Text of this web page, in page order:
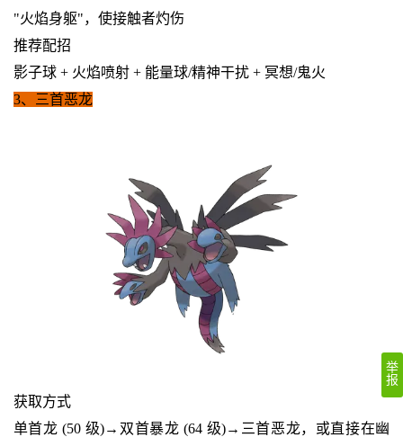
"火焰身躯"，使接触者灼伤
推荐配招
影子球 + 火焰喷射 + 能量球/精神干扰 + 冥想/鬼火
3、三首恶龙
获取方式
单首龙 (50 级)→双首暴龙 (64 级)→三首恶龙，或直接在幽
举
报